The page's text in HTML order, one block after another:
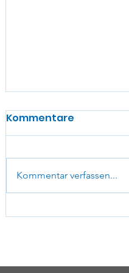
Newsletter
Kommentare
Kommentar verfassen...